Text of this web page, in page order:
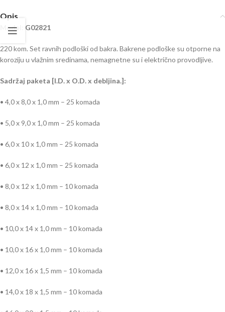
Opis
Model: G02821
220 kom. Set ravnih podloški od bakra. Bakrene podloške su otporne na
koroziju u vlažnim sredinama, nemagnetne su i električno provodljive.
Sadržaj paketa [I.D. x O.D. x debljina.]:
• 4,0 x 8,0 x 1,0 mm – 25 komada
• 5,0 x 9,0 x 1,0 mm – 25 komada
• 6,0 x 10 x 1,0 mm – 25 komada
• 6,0 x 12 x 1,0 mm – 25 komada
• 8,0 x 12 x 1,0 mm – 10 komada
• 8,0 x 14 x 1,0 mm – 10 komada
• 10,0 x 14 x 1,0 mm – 10 komada
• 10,0 x 16 x 1,0 mm – 10 komada
• 12,0 x 16 x 1,5 mm – 10 komada
• 14,0 x 18 x 1,5 mm – 10 komada